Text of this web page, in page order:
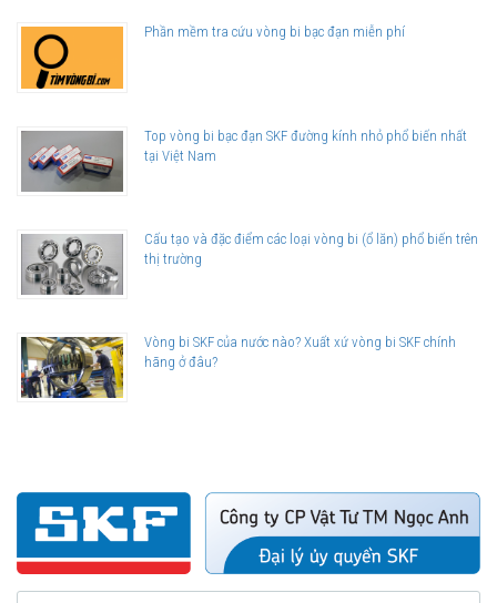
Phần mềm tra cứu vòng bi bạc đạn miễn phí
Top vòng bi bạc đạn SKF đường kính nhỏ phổ biến nhất
tại Việt Nam
Cấu tạo và đặc điểm các loại vòng bi (ổ lăn) phổ biến trên
thị trường
Vòng bi SKF của nước nào? Xuất xứ vòng bi SKF chính
hãng ở đâu?